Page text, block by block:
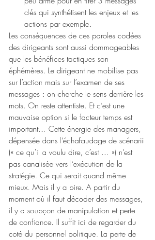
clés qui synthétisent les enjeux et les
actions par exemple.
Les conséquences de ces paroles codées
des dirigeants sont aussi dommageables
que les bénéfices tactiques son
éphémères. Le dirigeant ne mobilise pas
sur l’action mais sur l’examen de ses
messages : on cherche le sens derrière les
mots. On reste attentiste. Et c’est une
mauvaise option si le facteur temps est
important… Cette énergie des managers,
dépensée dans l‘échafaudage de scénarii
(« ce qu’il a voulu dire, c’est … ») n’est
pas canalisée vers l’exécution de la
stratégie. Ce qui serait quand même
mieux. Mais il y a pire. A partir du
moment où il faut décoder des messages,
il y a soupçon de manipulation et perte
de confiance. Il suffit ici de regarder du
coté du personnel politique. La perte de